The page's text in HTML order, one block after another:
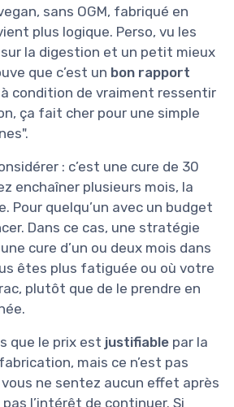
sans OGM, fabriqué en
plus logique. Perso, vu les
sur la digestion et un petit mieux
que c’est un bon rapport
à condition de vraiment ressentir
ça fait cher pour une simple
: c’est une cure de 30
enchaîner plusieurs mois, la
Pour quelqu’un avec un budget
Dans ce cas, une stratégie
cure d’un ou deux mois dans
êtes plus fatiguée ou où votre
plutôt que de le prendre en
que le prix est justifiable par la
mais ce n’est pas
vous ne sentez aucun effet après
l’intérêt de continuer. Si